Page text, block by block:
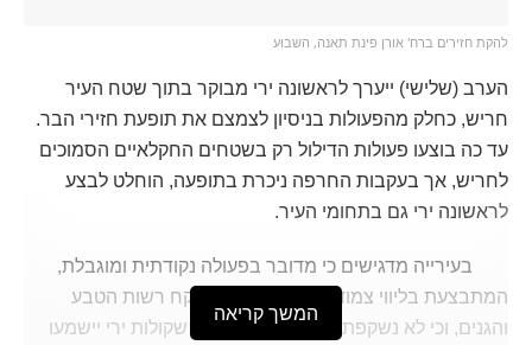
להקת חזירים ברח' אורן פינת תאנה, השבוע
הערב (שלישי) ייערך לראשונה ירי מבוקר בתוך שטח העיר
חריש, כחלק מהפעולות בניסיון לצמצם את תופעת חזירי הבר.
עד כה בוצעו פעולות הדילול רק בשטחים החקלאיים הסמוכים
לחריש, אך בעקבות החרפה ניכרת בתופעה, הוחלט לבצע
לראשונה ירי גם בתחומי העיר.
בעירייה מדגישים כי מדובר בפעולה נקודתית ומוגבלת,
המתבצעת בליווי צמוד של קצין ביטחון ופקח רשות הטבע
והגנים, וכי לא נשקפת סכנה לציבור. ייתכן שקולות ירי יישמעו
המשך קריאה